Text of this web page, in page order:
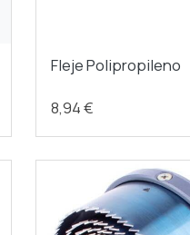
Fleje Polipropileno
8,94 €